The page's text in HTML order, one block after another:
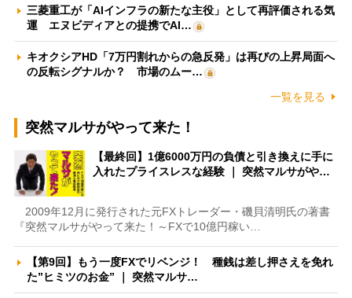
三菱重工が「AIインフラの新たな主役」として再評価される気
運 エヌビディアとの提携でAI…
キオクシアHD「7万円割れからの急反発」は再びの上昇局面へ
の反転シグナルか？ 市場のムー…
一覧を見る
突然マルサがやって来た！
【最終回】1億6000万円の負債と引き換えに手に
入れたプライスレスな経験 ｜ 突然マルサがや…
2009年12月に発行された元FXトレーダー・磯貝清明氏の著書
『突然マルサがやって来た！～FXで10億円稼い…
【第9回】もう一度FXでリベンジ！ 種銭は差し押さえを免れ
た”ヒミツのお金” ｜ 突然マルサ…